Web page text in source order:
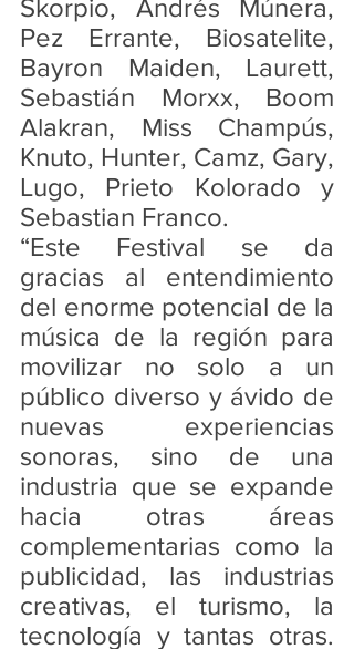
Skorpio, Andrés Múnera,
Pez Errante, Biosatelite,
Bayron Maiden, Laurett,
Sebastián Morxx, Boom
Alakran, Miss Champús,
Knuto, Hunter, Camz, Gary,
Lugo, Prieto Kolorado y
Sebastian Franco.
“Este Festival se da
gracias al entendimiento
del enorme potencial de la
música de la región para
movilizar no solo a un
público diverso y ávido de
nuevas experiencias
sonoras, sino de una
industria que se expande
hacia otras áreas
complementarias como la
publicidad, las industrias
creativas, el turismo, la